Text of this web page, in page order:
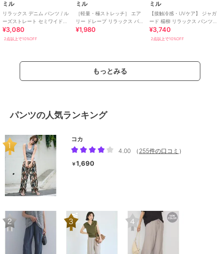
ミル
リラックス デニム パンツ / ル
ーズストレート セミワイド
【mil (ミル)】
¥3,080
2点以上で10%OFF
ミル
［軽量・極ストレッチ］ エア
リー ドレープ リラックス パン
ツ 【mil (ミル)】
¥1,980
ミル
【接触冷感・UVケア】 ジャガ
ード 楊柳 リラックス パンツ /
多サイズ展開 【mil (ミル)】
¥3,740
2点以上で10%OFF
もっとみる
パンツの人気ランキング
コカ
4.00
（ 255件の口コミ ）
￥1,690